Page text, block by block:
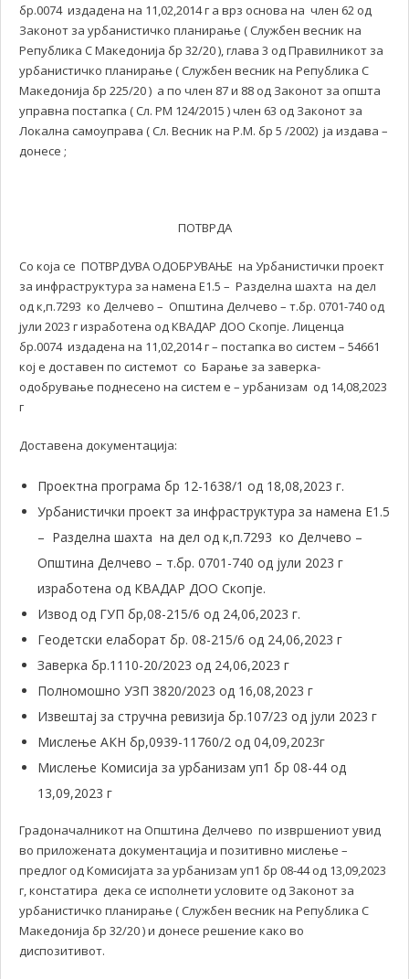
бр.0074 издадена на 11,02,2014 г а врз основа на член 62 од
Законот за урбанистичко планирање ( Службен весник на
Република С Македонија бр 32/20 ), глава 3 од Правилникот за
урбанистичко планирање ( Службен весник на Република С
Македонија бр 225/20 ) а по член 87 и 88 од Законот за општа
управна постапка ( Сл. РМ 124/2015 ) член 63 од Законот за
Локална самоуправа ( Сл. Весник на Р.М. бр 5 /2002) ја издава –
донесе ;
ПОТВРДА
Со која се ПОТВРДУВА ОДОБРУВАЊЕ на Урбанистички проект
за инфраструктура за намена Е1.5 – Разделна шахта на дел
од к,п.7293 ко Делчево – Општина Делчево – т.бр. 0701-740 од
јули 2023 г изработена од КВАДАР ДОО Скопје. Лиценца
бр.0074 издадена на 11,02,2014 г – постапка во систем – 54661
кој е доставен по системот со Барање за заверка-
одобрување поднесено на систем е – урбанизам од 14,08,2023
г
Доставена документација:
Проектна програма бр 12-1638/1 од 18,08,2023 г.
Урбанистички проект за инфраструктура за намена Е1.5
– Разделна шахта на дел од к,п.7293 ко Делчево –
Општина Делчево – т.бр. 0701-740 од јули 2023 г
изработена од КВАДАР ДОО Скопје.
Извод од ГУП бр,08-215/6 од 24,06,2023 г.
Геодетски елаборат бр. 08-215/6 од 24,06,2023 г
Заверка бр.1110-20/2023 од 24,06,2023 г
Полномошно УЗП 3820/2023 од 16,08,2023 г
Извештај за стручна ревизија бр.107/23 од јули 2023 г
Мислење АКН бр,0939-11760/2 од 04,09,2023г
Мислење Комисија за урбанизам уп1 бр 08-44 од
13,09,2023 г
Градоначалникот на Општина Делчево по извршениот увид
во приложената документација и позитивно мислење –
предлог од Комисијата за урбанизам уп1 бр 08-44 од 13,09,2023
г, констатира дека се исполнети условите од Законот за
урбанистичко планирање ( Службен весник на Република С
Македонија бр 32/20 ) и донесе решение како во
диспозитивот.